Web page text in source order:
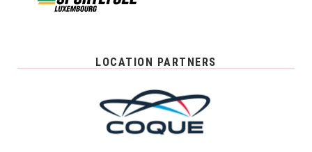
LOCATION PARTNERS